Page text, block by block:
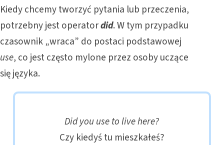
Kiedy chcemy tworzyć pytania lub przeczenia,
potrzebny jest operatordid. W tym przypadku
czasownik „wraca” do postaci podstawowej
use, co jest często mylone przez osoby uczące
się języka.
Did you use to live here?
Czy kiedyś tu mieszkałeś?